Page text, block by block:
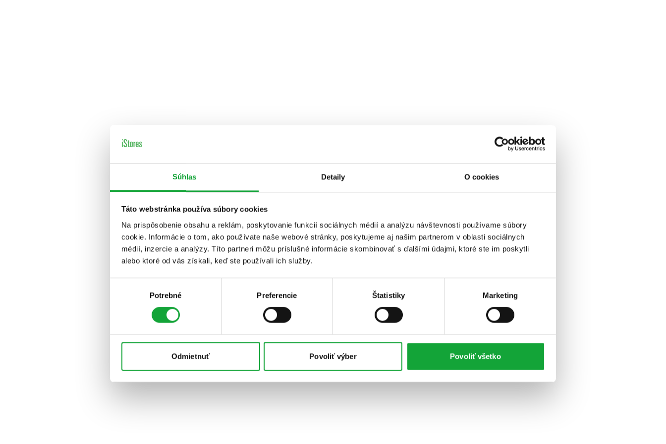
Súhlas Detaily O cookies
Táto webstránka používa súbory cookies
Na prispôsobenie obsahu a reklám, poskytovanie funkcií sociálnych médií a analýzu návštevnosti používame súbory
cookie. Informácie o tom, ako používate naše webové stránky, poskytujeme aj našim partnerom v oblasti sociálnych
médií, inzercie a analýzy. Títo partneri môžu príslušné informácie skombinovať s ďalšími údajmi, ktoré ste im poskytli
alebo ktoré od vás získali, keď ste používali ich služby.
Potrebné Preferencie Štatistiky Marketing
Odmietnuť Povoliť výber Povoliť všetko